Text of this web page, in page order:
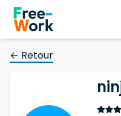
← Retour